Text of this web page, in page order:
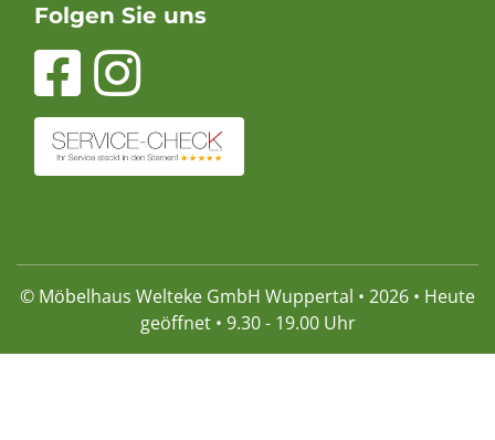
Folgen Sie uns
© Möbelhaus Welteke GmbH Wuppertal • 2026 • Heute
geöffnet • 9.30 - 19.00 Uhr